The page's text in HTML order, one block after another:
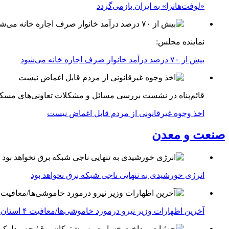
«لوفت‌هانزا» به ایران بازمی‌گردد
نماینده مجلس:
بیش از ۷۰ درصد درآمد خانوار صرف اجاره خانه می‌شود
قائم‌پناه در نشست بررسی مسائل و مشکلات تعاونی‌های
اخذ وجوه غیرقانونی از مردم قابل اغماض نیست
صنعت و معدن
انرژی خورشیدی به تنهایی ناجی شبکه برق نخواهد بود
آخرین اظهارات وزیر نیرو درمورد خاموشی‌ها/معافیت ۴ استان جنوبی درگیر جنگ از قطعی برق